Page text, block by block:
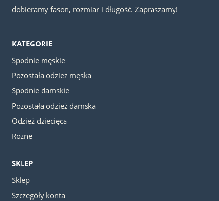
dobieramy fason, rozmiar i długość. Zapraszamy!
KATEGORIE
Spodnie męskie
Pozostała odzież męska
Spodnie damskie
Pozostała odzież damska
Odzież dziecięca
Różne
SKLEP
Sklep
Szczegóły konta